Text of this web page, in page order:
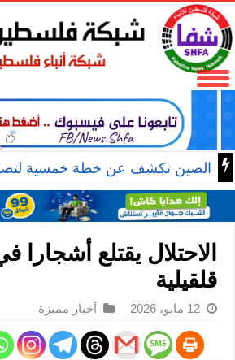
الصين تكشف عن خطة خمسية لتصبح
الاحتلال يقتلع أشجارا
قلقيلية
12 مايو، 2026 أخبار مميزة